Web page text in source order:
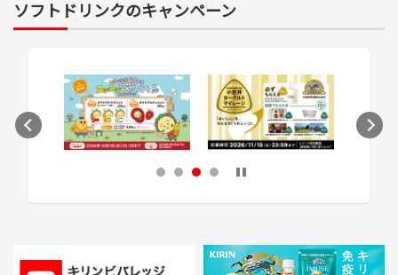
ソフトドリンクのキャンペーン
次のスライドへ
2 3 4